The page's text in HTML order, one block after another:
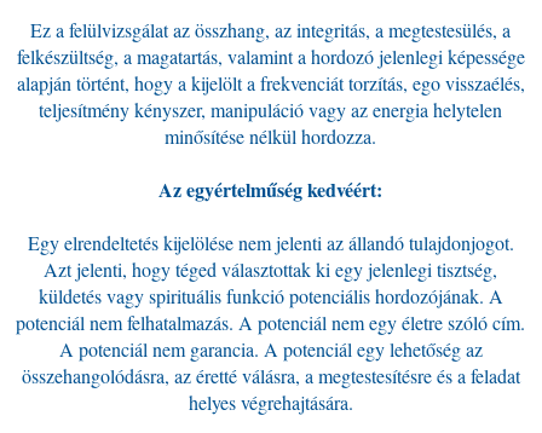
Ez a felülvizsgálat az összhang, az integritás, a megtestesülés, a
felkészültség, a magatartás, valamint a hordozó jelenlegi képessége
alapján történt, hogy a kijelölt a frekvenciát torzítás, ego visszaélés,
teljesítmény kényszer, manipuláció vagy az energia helytelen
minősítése nélkül hordozza.
Az egyértelműség kedvéért:
Egy elrendeltetés kijelölése nem jelenti az állandó tulajdonjogot.
Azt jelenti, hogy téged választottak ki egy jelenlegi tisztség,
küldetés vagy spirituális funkció potenciális hordozójának. A
potenciál nem felhatalmazás. A potenciál nem egy életre szóló cím.
A potenciál nem garancia. A potenciál egy lehetőség az
összehangolódásra, az éretté válásra, a megtestesítésre és a feladat
helyes végrehajtására.